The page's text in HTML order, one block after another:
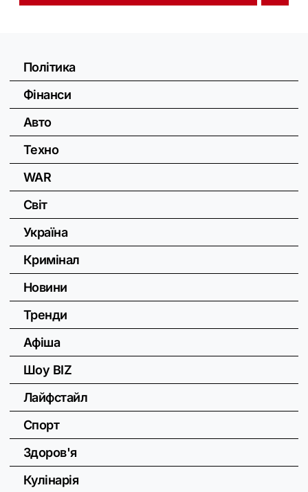
Політика
Фінанси
Авто
Техно
WAR
Світ
Україна
Кримінал
Новини
Тренди
Афіша
Шоу BIZ
Лайфстайл
Спорт
Здоров'я
Кулінарія